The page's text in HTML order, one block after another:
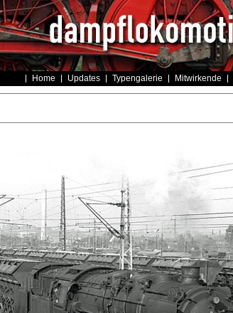
Home Updates Typengalerie Mitwirkende